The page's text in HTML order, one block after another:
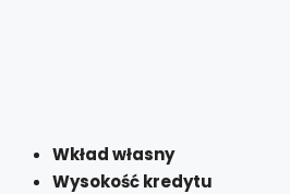
Wkład własny
Wysokość kredytu